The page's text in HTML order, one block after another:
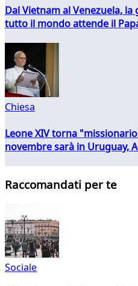
Dal Vietnam al Venezuela,
tutto il mondo attende il
Chiesa
Leone XIV torna
novembre sarà in Uruguay,
Raccomandati per te
Sociale